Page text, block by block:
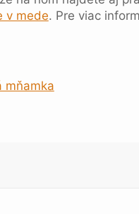
v mede. Pre viac
mňamka